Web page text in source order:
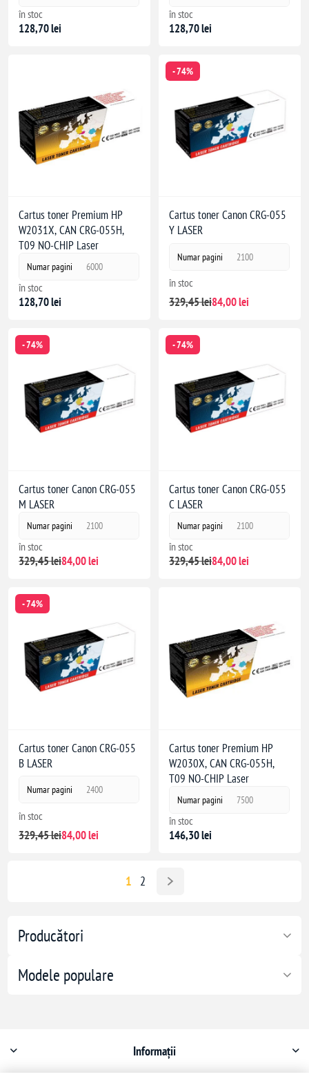
Producători
Modele populare
în stoc
128,70 lei
în stoc
128,70 lei
Cartus toner Premium HP
W2031X, CAN CRG-055H,
T09 NO-CHIP Laser
Numar pagini 6000
în stoc
128,70 lei
- 74%
Cartus toner Canon CRG-055
Y LASER
Numar pagini 2100
în stoc
329,45 lei84,00 lei
- 74%
Cartus toner Canon CRG-055
M LASER
Numar pagini 2100
în stoc
329,45 lei84,00 lei
- 74%
Cartus toner Canon CRG-055
C LASER
Numar pagini 2100
în stoc
329,45 lei84,00 lei
- 74%
Cartus toner Canon CRG-055
B LASER
Numar pagini 2400
în stoc
329,45 lei84,00 lei
Cartus toner Premium HP
W2030X, CAN CRG-055H,
T09 NO-CHIP Laser
Numar pagini 7500
în stoc
146,30 lei
1 2
Informații